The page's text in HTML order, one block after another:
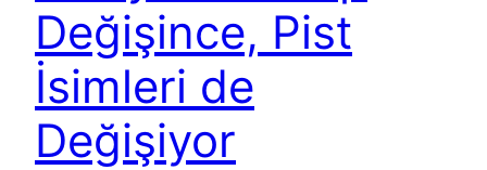
Değişince, Pist
İsimleri de
Değişiyor